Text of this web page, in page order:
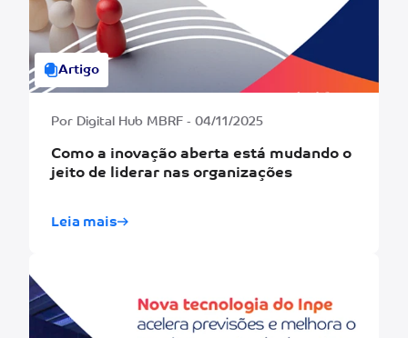
Artigo
Por Digital Hub MBRF - 04/11/2025
Como a inovação aberta está mudando o
jeito de liderar nas organizações
Leia mais